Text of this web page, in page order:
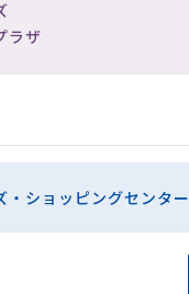
ラザ
・ショッピングセンター